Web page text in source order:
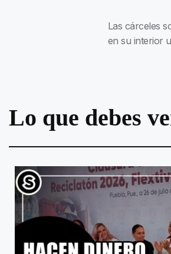
Las cárceles
en su interior
Lo que debes